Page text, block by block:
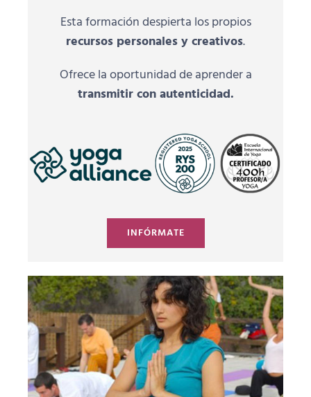
Esta formación despierta los propios
recursos personales y creativos.
Ofrece la oportunidad de aprender a
transmitir con autenticidad.
INFÓRMATE